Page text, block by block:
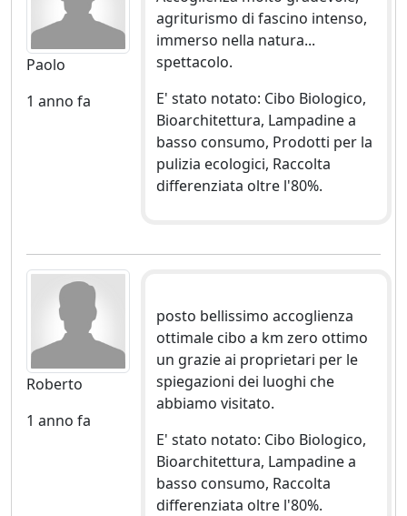
Paolo
1 anno fa
agriturismo di fascino intenso,
immerso nella natura...
spettacolo.
E' stato notato: Cibo Biologico,
Bioarchitettura, Lampadine a
basso consumo, Prodotti per la
pulizia ecologici, Raccolta
differenziata oltre l'80%.
Roberto
1 anno fa
posto bellissimo accoglienza
ottimale cibo a km zero ottimo
un grazie ai proprietari per le
spiegazioni dei luoghi che
abbiamo visitato.
E' stato notato: Cibo Biologico,
Bioarchitettura, Lampadine a
basso consumo, Raccolta
differenziata oltre l'80%.